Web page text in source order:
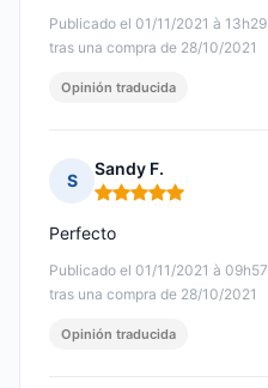
Publicado el 01/11/2021 à 13h29
tras una compra de 28/10/2021
Opinión traducida
S
Sandy F.
Nota: 5 de 5
Publicado el 01/11/2021 à 09h57
tras una compra de 28/10/2021
Perfecto
Opinión traducida